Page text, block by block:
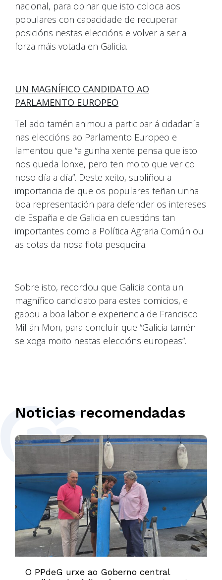
nacional, para opinar que isto coloca aos
populares con capacidade de recuperar
posicións nestas eleccións e volver a ser a
forza máis votada en Galicia.
UN MAGNÍFICO CANDIDATO AO
PARLAMENTO EUROPEO
Tellado tamén animou a participar á cidadanía
nas eleccións ao Parlamento Europeo e
lamentou que “algunha xente pensa que isto
nos queda lonxe, pero ten moito que ver co
noso día a día”. Deste xeito, subliñou a
importancia de que os populares teñan unha
boa representación para defender os intereses
de España e de Galicia en cuestións tan
importantes como a Política Agraria Común ou
as cotas da nosa flota pesqueira.
Sobre isto, recordou que Galicia conta un
magnífico candidato para estes comicios, e
gabou a boa labor e experiencia de Francisco
Millán Mon, para concluír que “Galicia tamén
se xoga moito nestas eleccións europeas”.
Noticias recomendadas
O PPdeG urxe ao Goberno central